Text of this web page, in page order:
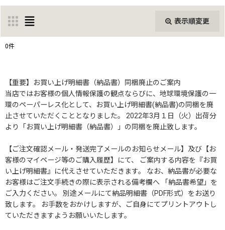
表示順変更
並び順:
絞り込む
0件
【重要】お買い上げ明細書（納品書）同梱廃止のご案内
当店ではお客様の個人情報保護の観点ならびに、地球環境保護の一
環のペーパーレス化として、お買い上げ明細書(納品書)の同梱を廃
止させていただくこととなりました。 2022年3月１日（火）出荷分
より「お買い上げ明細書（納品書）」の同梱を廃止致します。
【ご注文確認メール・発送完了メールのお知らせメール】及び【お
客様のマイページ等のご購入履歴】にて、 ご案内する内容を『お買
い上げ明細書』に代えさせていただきます。 なお、納品書が必要な
お客様はご注文手続きの際に表示される備考欄へ 「納品書希望」を
ご入力ください。 別途メールにて納品明細書（PDF形式）をお送り
致します。 お手数をおかけしますが、ご自身にてプリントアウトし
ていただきますようお願いいたします。